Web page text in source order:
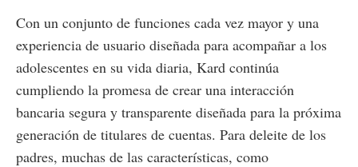
Con un conjunto de funciones cada vez mayor y una
experiencia de usuario diseñada para acompañar a los
adolescentes en su vida diaria, Kard continúa
cumpliendo la promesa de crear una interacción
bancaria segura y transparente diseñada para la próxima
generación de titulares de cuentas. Para deleite de los
padres, muchas de las características, como